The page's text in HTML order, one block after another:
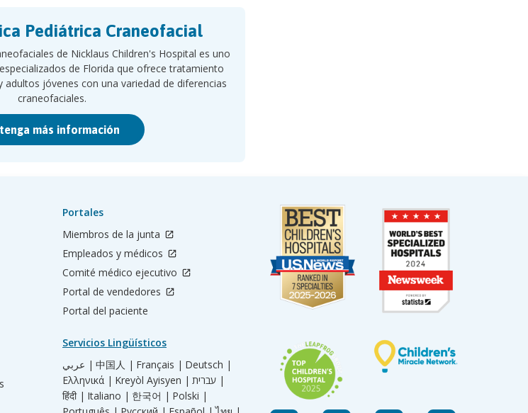
Pediátrica Craneofacial
de Nicklaus Children's Hospital es uno
de Florida que ofrece tratamiento
adultos jóvenes con una variedad de diferencias
craneofaciales.
más información
Portales
Miembros de la junta
Empleados y médicos
Comité médico ejecutivo
Portal de vendedores
Portal del paciente
Servicios Lingüísticos
عربي | 中国人 | Français | Deutsch |
Ελληνικά | Kreyòl Ayisyen |
עברית |
हिंदी | Italiano | 한국어 | Polski |